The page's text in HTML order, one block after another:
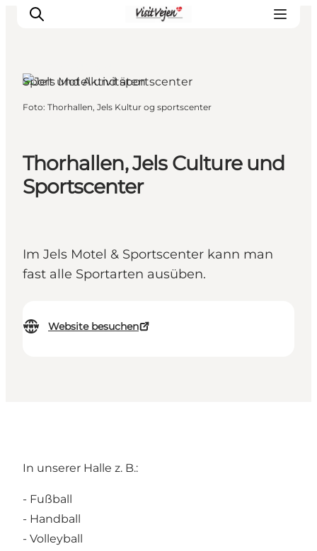
Nature
Städte
Events
Thorhallen, Jels Culture und
Sportscenter
Im Jels Motel & Sportscenter kann man
fast alle Sportarten ausüben.
Website besuchen
Sport und Aktivitäten
Foto: Thorhallen, Jels Kultur og sportscenter
In unserer Halle z. B.:
- Fußball
- Handball
- Volleyball